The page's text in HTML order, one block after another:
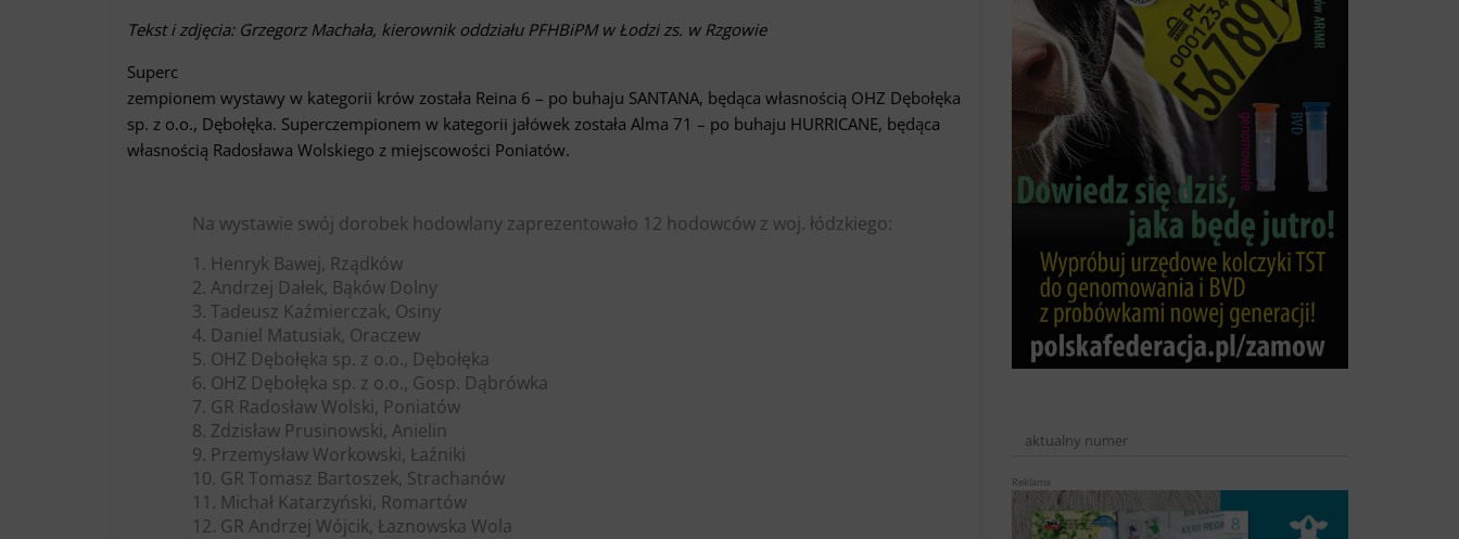
Tekst i zdjęcia: Grzegorz Machała, kierownik oddziału PFHBiPM w Łodzi zs. w Rzgowie
Superc
zempionem wystawy w kategorii krów została Reina 6 – po buhaju SANTANA, będąca własnością OHZ Dębołęka
sp. z o.o., Dębołęka. Superczempionem w kategorii jałówek została Alma 71 – po buhaju HURRICANE, będąca
własnością Radosława Wolskiego z miejscowości Poniatów.
Na wystawie swój dorobek hodowlany zaprezentowało 12 hodowców z woj. łódzkiego:
1. Henryk Bawej, Rządków
2. Andrzej Dałek, Bąków Dolny
3. Tadeusz Kaźmierczak, Osiny
4. Daniel Matusiak, Oraczew
5. OHZ Dębołęka sp. z o.o., Dębołęka
6. OHZ Dębołęka sp. z o.o., Gosp. Dąbrówka
7. GR Radosław Wolski, Poniatów
8. Zdzisław Prusinowski, Anielin
9. Przemysław Workowski, Łaźniki
10. GR Tomasz Bartoszek, Strachanów
11. Michał Katarzyński, Romartów
12. GR Andrzej Wójcik, Łaznowska Wola
aktualny numer
Reklama